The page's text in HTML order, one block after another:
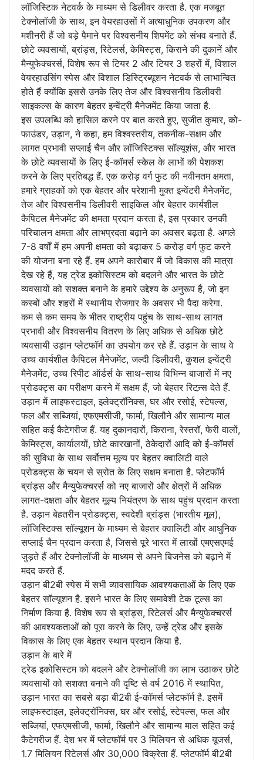
लॉजिस्टिक नेटवर्क के माध्यम से डिलीवर करता है. एक मजबूत
टेक्नोलॉजी के साथ, इन वेयरहाउसों में अत्याधुनिक उपकरण और
मशीनरी हैं जो बड़े पैमाने पर विश्वसनीय शिपमेंट को संभव बनाते हैं.
छोटे व्यवसायों, ब्रांड्स, रिटेलर्स, केमिस्ट्स, किराने की दुकानें और
मैन्युफेक्चरर्स, विशेष रूप से टियर 2 और टियर 3 शहरों में, विशाल
वेयरहाउसिंग स्पेस और विशाल डिस्ट्रिब्यूशन नेटवर्क से लाभान्वित
होते हैं क्योंकि इससे उनके लिए तेज और विश्वसनीय डिलीवरी
साइकल्स के कारण बेहतर इन्वेंट्री मैनेजमेंट किया जाता है.
इस उपलब्धि को हासिल करने पर बात करते हुए, सुजीत कुमार, को-
फाउंडर, उड़ान, ने कहा, हम विश्वस्तरीय, तकनीक-सक्षम और
लागत प्रभावी सप्लाई चैन और लॉजिस्टिक्स सॉल्यूशंस, और भारत
के छोटे व्यवसायों के लिए ई-कॉमर्स स्केल के लाभों की पेशकश
करने के लिए प्रतिबद्ध हैं. एक करोड़ वर्ग फुट की नवीनतम क्षमता,
हमारे ग्राहकों को एक बेहतर और परेशानी मुक्त इन्वेंटरी मैनेजमेंट,
तेज और विश्वसनीय डिलीवरी साइकिल और बेहतर कार्यशील
कैपिटल मैनेजमेंट की क्षमता प्रदान करता है, इस प्रकार उनकी
परिचालन क्षमता और लाभप्रदता बढ़ाने का अवसर बढ़ता है. अगले
7-8 वर्षों में हम अपनी क्षमता को बढ़ाकर 5 करोड़ वर्ग फुट करने
की योजना बना रहे हैं. हम अपने कारोबार में जो विकास की मात्रा
देख रहे हैं, यह ट्रेड इकोसिस्टम को बदलने और भारत के छोटे
व्यवसायों को सशक्त बनाने के हमारे उद्देश्य के अनुरूप है, जो इन
कस्बों और शहरों में स्थानीय रोजगार के अवसर भी पैदा करेगा.
कम से कम समय के भीतर राष्ट्रीय पहुंच के साथ-साथ लागत
प्रभावी और विश्वसनीय वितरण के लिए अधिक से अधिक छोटे
व्यवसायी उड़ान प्लेटफॉर्म का उपयोग कर रहे हैं. उड़ान के साथ वे
उच्च कार्यशील कैपिटल मैनेजमेंट, जल्दी डिलीवरी, कुशल इन्वेंट्री
मैनेजमेंट, उच्च रिपीट ऑर्डर्स के साथ-साथ विभिन्न बाजारों में नए
प्रोडक्ट्स का परीक्षण करने में सक्षम हैं, जो बेहतर रिटन्र्स देते हैं.
उड़ान में लाइफस्टाइल, इलेक्ट्रॉनिक्स, घर और रसोई, स्टेपल्स,
फल और सब्जियां, एफएमसीजी, फार्मा, खिलौने और सामान्य माल
सहित कई कैटेगरीज हैं. यह दुकानदारों, किराना, रेस्तरॉ, फेरी वालों,
केमिस्ट्स, कार्यालयों, छोटे कारखानों, ठेकेदारों आदि को ई-कॉमर्स
की सुविधा के साथ सर्वोत्तम मूल्य पर बेहतर क्वालिटी वाले
प्रोडक्ट्स के चयन से स्रोत के लिए सक्षम बनाता है. प्लेटफॉर्म
ब्रांड्स और मैन्युफेक्चरर्स को नए बाजारों और क्षेत्रों में अधिक
लागत-दक्षता और बेहतर मूल्य नियंत्रण के साथ पहुंच प्रदान करता
है. उड़ान बेहतरीन प्रोडक्ट्स, स्वदेशी ब्रांड्स (भारतीय मूल),
लॉजिस्टिक्स सॉल्यूशन के माध्यम से बेहतर क्वालिटी और आधुनिक
सप्लाई चैन प्रदान करता है, जिससे पूरे भारत में लाखों एमएसएमई
जुड़ते हैं और टेक्नोलॉजी के माध्यम से अपने बिजनेस को बढ़ाने में
मदद करते हैं.
उड़ान बी2बी स्पेस में सभी व्यावसायिक आवश्यकताओं के लिए एक
बेहतर सॉल्यूशन है. इसने भारत के लिए समावेशी टेक टूल्स का
निर्माण किया है. विशेष रूप से ब्रांड्स, रिटेलर्स और मैन्युफेक्चरर्स
की आवश्यकताओं को पूरा करने के लिए, उन्हें ट्रेड और इसके
विकास के लिए एक बेहतर स्थान प्रदान किया है.
उड़ान के बारे में
ट्रेड इकोसिस्टम को बदलने और टेक्नोलॉजी का लाभ उठाकर छोटे
व्यवसायों को सशक्त बनाने की दृष्टि से वर्ष 2016 में स्थापित,
उड़ान भारत का सबसे बड़ा बी2बी ई-कॉमर्स प्लेटफॉर्म है. इसमें
लाइफस्टाइल, इलेक्ट्रॉनिक्स, घर और रसोई, स्टेपल्स, फल और
सब्जियां, एफएमसीजी, फार्मा, खिलौने और सामान्य माल सहित कई
कैटेगरीज हैं. देश भर में प्लेटफॉर्म पर 3 मिलियन से अधिक यूजर्स,
1.7 मिलियन रिटेलर्स और 30,000 विक्रेता हैं. प्लेटफॉर्म बी2बी